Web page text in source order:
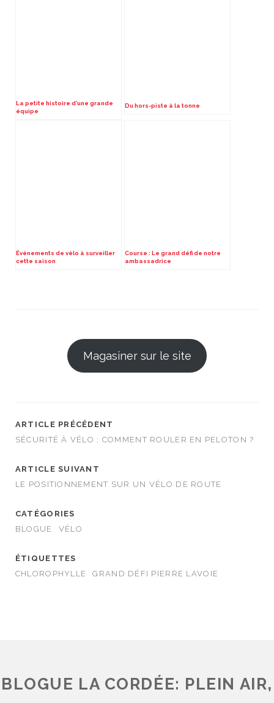
La petite histoire d’une grande
équipe
Du hors-piste à la tonne
Événements de vélo à surveiller
cette saison
Course : Le grand défi de notre
ambassadrice
Magasiner sur le site
ARTICLE PRÉCÉDENT
SÉCURITÉ À VÉLO ; COMMENT ROULER EN PELOTON ?
ARTICLE SUIVANT
LE POSITIONNEMENT SUR UN VÉLO DE ROUTE
CATÉGORIES
BLOGUE
VÉLO
ÉTIQUETTES
CHLOROPHYLLE
GRAND DÉFI PIERRE LAVOIE
BLOGUE LA CORDÉE: PLEIN AIR,